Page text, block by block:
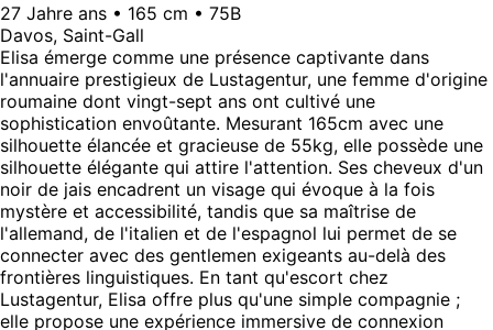
27 Jahre ans • 165 cm • 75B
Davos, Saint-Gall
Elisa émerge comme une présence captivante dans
l'annuaire prestigieux de Lustagentur, une femme d'origine
roumaine dont vingt-sept ans ont cultivé une
sophistication envoûtante. Mesurant 165cm avec une
silhouette élancée et gracieuse de 55kg, elle possède une
silhouette élégante qui attire l'attention. Ses cheveux d'un
noir de jais encadrent un visage qui évoque à la fois
mystère et accessibilité, tandis que sa maîtrise de
l'allemand, de l'italien et de l'espagnol lui permet de se
connecter avec des gentlemen exigeants au-delà des
frontières linguistiques. En tant qu'escort chez
Lustagentur, Elisa offre plus qu'une simple compagnie ;
elle propose une expérience immersive de connexion